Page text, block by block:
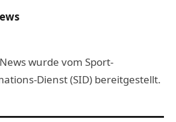
wurde vom Sport-
Dienst (SID) bereitgestellt.